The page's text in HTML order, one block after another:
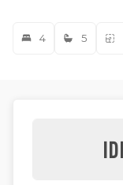
4 5